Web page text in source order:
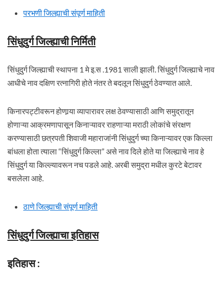
परभणी जिल्ह्याची संपूर्ण माहिती
सिंधुदुर्ग जिल्ह्याची निर्मिती
सिंधुदुर्ग जिल्ह्याची स्थापना 1 मे इ.स .1981 साली झाली. सिंधुदुर्ग जिल्ह्याचे नाव
आधीचे नाव दक्षिण रत्नागिरी होते नंतर ते बदलून सिंधुदुर्ग ठेवण्यात आले.
किनारपट्टीवरून होणार्‍या व्यापारावर लक्ष ठेवण्यासाठी आणि समुद्रातून
होणाऱ्या आक्रमणापासून किनाऱ्यावर राहणाऱ्या मराठी लोकांचे संरक्षण
करण्यासाठी छत्रपती शिवाजी महाराजांनी सिंधुदुर्ग च्या किनाऱ्यावर एक किल्ला
बांधला होता त्याला “सिंधुदुर्ग किल्ला” असे नाव दिले होते या जिल्ह्याचे नाव हे
सिंधुदुर्ग या किल्ल्यावरून नच पडले आहे. अरबी समुद्रा मधील कुरटे बेटावर
बसलेला आहे.
ठाणे जिल्ह्याची संपूर्ण माहिती
सिंधुदुर्ग जिल्ह्याचा इतिहास
इतिहास :